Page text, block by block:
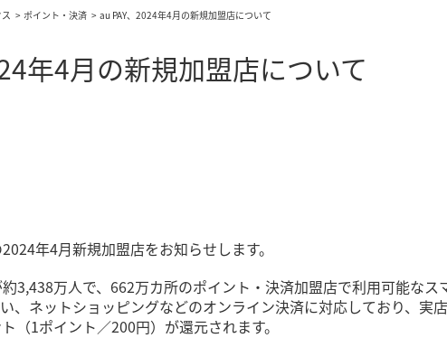
ポイント・決済 au PAY、2024年4月の新規加盟店について
年4月の新規加盟店について
年4月新規加盟店をお知らせします。
3,438万人で、662万カ所のポイント・決済加盟店で利用可能な
、ネットショッピングなどのオンライン決済に対応しており、実
（1ポイント／200円）が還元されます。